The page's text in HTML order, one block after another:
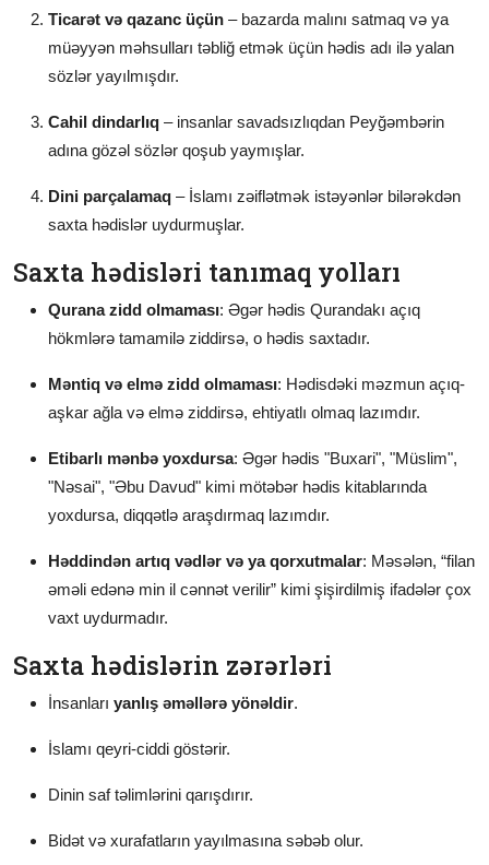
Ticarət və qazanc üçün – bazarda malını satmaq və ya
müəyyən məhsulları təbliğ etmək üçün hədis adı ilə yalan
sözlər yayılmışdır.
Cahil dindarlıq – insanlar savadsızlıqdan Peyğəmbərin
adına gözəl sözlər qoşub yaymışlar.
Dini parçalamaq – İslamı zəiflətmək istəyənlər bilərəkdən
saxta hədislər uydurmuşlar.
Saxta hədisləri tanımaq yolları
Qurana zidd olmaması: Əgər hədis Qurandakı açıq
hökmlərə tamamilə ziddirsə, o hədis saxtadır.
Məntiq və elmə zidd olmaması: Hədisdəki məzmun açıq-
aşkar ağla və elmə ziddirsə, ehtiyatlı olmaq lazımdır.
Etibarlı mənbə yoxdursa: Əgər hədis "Buxari", "Müslim",
"Nəsai", "Əbu Davud" kimi mötəbər hədis kitablarında
yoxdursa, diqqətlə araşdırmaq lazımdır.
Həddindən artıq vədlər və ya qorxutmalar: Məsələn, “filan
əməli edənə min il cənnət verilir” kimi şişirdilmiş ifadələr çox
vaxt uydurmadır.
Saxta hədislərin zərərləri
İnsanları yanlış əməllərə yönəldir.
İslamı qeyri-ciddi göstərir.
Dinin saf təlimlərini qarışdırır.
Bidət və xurafatların yayılmasına səbəb olur.